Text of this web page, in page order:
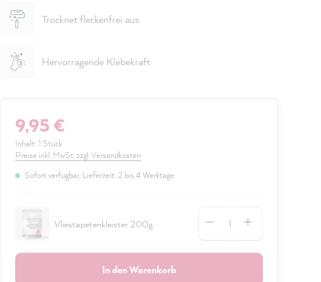
Trocknet fleckenfrei aus
Hervorragende Klebekraft
9,95 €
Inhalt: 1 Stück
Preise inkl. MwSt. zzgl. Versandkosten
Sofort verfügbar, Lieferzeit: 2 bis 4 Werktage
Vliestapetenkleister 200g
In den Warenkorb